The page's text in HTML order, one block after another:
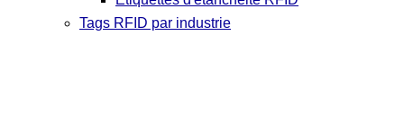
Tags RFID par industrie